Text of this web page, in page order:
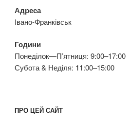
Адреса
Івано-Франківськ
Години
Понеділок—П’ятниця: 9:00–17:00
Субота & Неділя: 11:00–15:00
ПРО ЦЕЙ САЙТ